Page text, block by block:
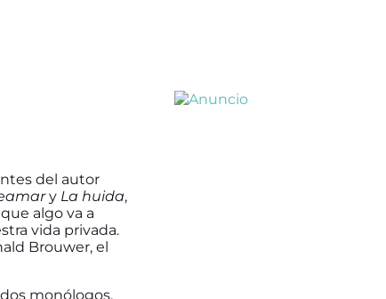
del autor
y La huida,
algo va a
vida privada.
Brouwer, el
monólogos,